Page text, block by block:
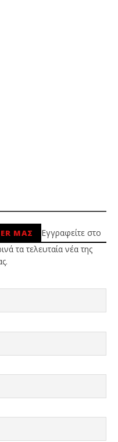
ΜΑΣ
Εγγραφείτε στο
τα τελευταία νέα της